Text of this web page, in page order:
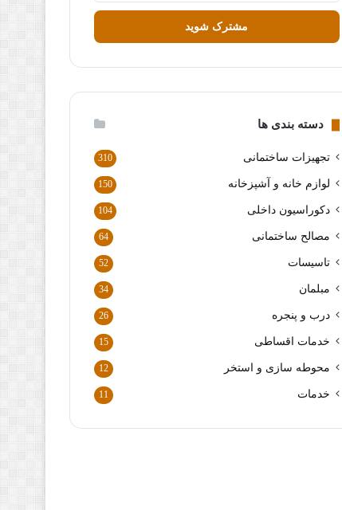
ر
ا
ی
خ
د
ر
و
د
ی
دسته بندی ها
تجهیزات ساختمانی 310
لوازم خانه و آشپزخانه 150
دکوراسیون داخلی 104
مصالح ساختمانی 64
تاسیسات 52
مبلمان 34
درب و پنجره 26
خدمات اقساطی 15
محوطه سازی و استخر 12
خدمات 11